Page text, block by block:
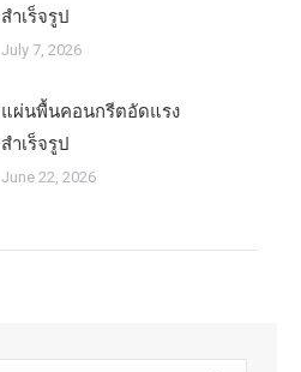
สำเร็จรูป
July 7, 2026
แผ่นพื้นคอนกรีตอัดแรง
สำเร็จรูป
June 22, 2026